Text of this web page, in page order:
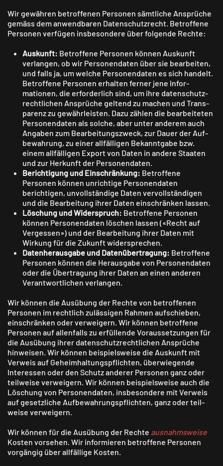
Wir gewähren betroffenen Personen sämt­liche Ansprüche
gemäss dem anwendbaren Daten­schutz­recht. Betroffene
Personen verfügen insbesondere über folgende Rechte:
Auskunft: Betroffene Personen können Auskunft
verlangen, ob wir Personen­daten über sie bearbeiten,
und falls ja, um welche Personen­daten es sich handelt.
Betroffene Personen erhalten ferner jene Infor­
mationen, die erforder­lich sind, um ihre daten­schutz­
rechtlichen Ansprüche geltend zu machen und Trans­
parenz zu gewähr­leisten. Dazu zählen die bearbeiteten
Personen­daten als solche, aber unter anderem auch
Angaben zum Bearbeitungs­zweck, zur Dauer der Auf­
bewahrung, zu einer all­fälligen Bekannt­gabe bzw.
einem all­fälligen Export von Daten in andere Staaten
und zur Herkunft der Personen­daten.
Berichtigung und Einschränkung: Betroffene
Personen können unrichtige Personen­daten
berichtigen, unvoll­ständige Daten vervoll­ständigen
und die Bear­beitung ihrer Daten ein­schränken lassen.
Löschung und Widerspruch: Betroffene Personen
können Personen­daten löschen lassen («Recht auf
Ver­gessen») und der Bear­beitung ihrer Daten mit
Wirkung für die Zukunft wider­sprechen.
Datenherausgabe und Datenübertragung: Betroffene
Personen können die Heraus­gabe von Personen­daten
oder die Übe­rtragung ihrer Daten an einen anderen
Verant­wortlichen verlangen.
Wir können die Ausübung der Rechte von betroffenen
Personen im recht­lich zu­lässigen Rahmen auf­schieben,
ein­schränken oder ver­weigern. Wir können betroffene
Personen auf allen­falls zu erfüllende Voraus­setzungen für
die Ausübung ihrer daten­schutz­rechtlichen Ansprüche
hinweisen. Wir können beispiels­weise die Aus­kunft mit
Ver­weis auf Geheim­haltungs­pflichten, überwiegende
Inter­essen oder den Schutz anderer Personen ganz oder
teil­weise verweigern. Wir können beispielsweise auch die
Löschung von Personen­daten, ins­besondere mit Verweis
auf gesetz­liche Auf­bewahrungs­pflichten, ganz oder teil­
weise verweigern.
Wir können für die Aus­übung der Rechte ausnahms­weise
Kosten vor­sehen. Wir infor­mieren be­troffene Per­sonen
vorgängig über all­fällige Kosten.